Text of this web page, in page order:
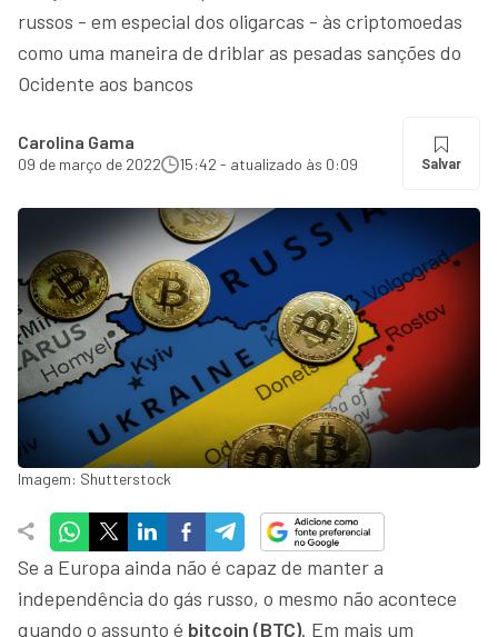
russos - em especial dos oligarcas - às criptomoedas
como uma maneira de driblar as pesadas sanções do
Ocidente aos bancos
Carolina Gama
09 de março de 2022 15:42 - atualizado às 0:09 Salvar
Imagem: Shutterstock
Se a Europa ainda não é capaz de manter a
independência do gás russo, o mesmo não acontece
quando o assunto é bitcoin (BTC). Em mais um